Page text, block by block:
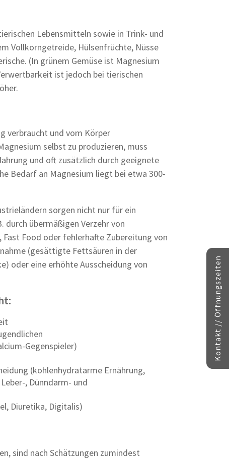
Lebensmitteln sowie in Trink- und
Vollkorngetreide, Hülsenfrüchte, Nüsse
(In grünem Gemüse ist Magnesium
ist jedoch bei tierischen
verbraucht und vom Körper
selbst zu produzieren, muss
und oft zusätzlich durch geeignete
Bedarf an Magnesium liegt bei etwa 300-
sorgen nicht nur für ein
übermäßigen Verzehr von
Food oder fehlerhafte Zubereitung von
(gesättigte Fettsäuren in der
oder eine erhöhte Ausscheidung von
Gegenspieler)
(kohlenhydratarme Ernährung,
, Dünndarm- und
Diuretika, Digitalis)
sind nach Schätzungen zumindest
Kontakt // Öffnungszeiten